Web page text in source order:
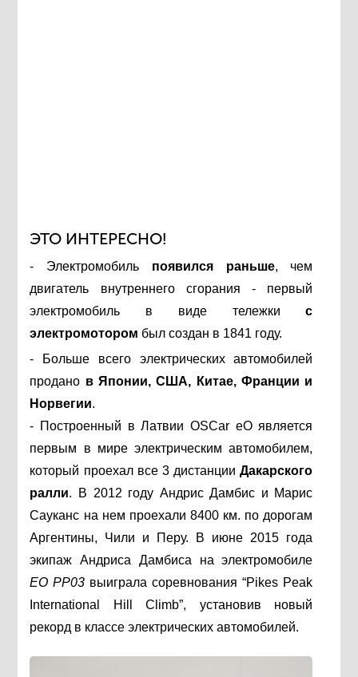
ЭТО ИНТЕРЕСНО!
- Электромобиль появился раньше, чем
двигатель внутреннего сгорания - первый
электромобиль в виде тележкис
электромотором был создан в 1841 году.
- Больше всего электрических автомобилей
продано в Японии, США, Китае, Франции и
Норвегии.
- Построенный в Латвии OSCar еО является
первым в мире электрическим автомобилем,
который проехал все 3 дистанцииДакарского
ралли. В 2012 году Андрис Дамбис и Марис
Сауканс на нем проехали 8400 км. по дорогам
Аргентины, Чили и Перу. В июне 2015 года
экипаж Андриса Дамбиса на электромобиле
EO PP03 выиграла соревнования “Pikes Peak
International Hill Climb”, установив новый
рекорд в классе электрических автомобилей.